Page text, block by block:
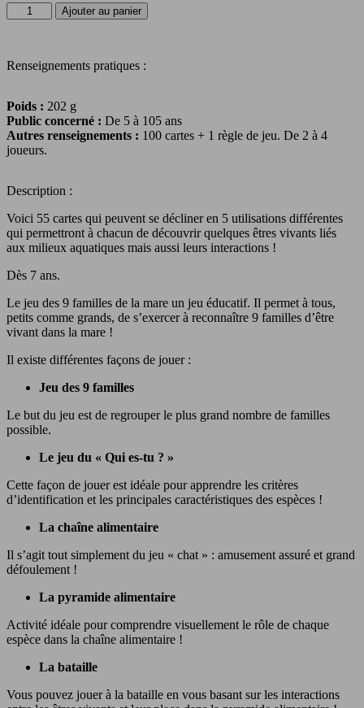
quantité
de
familles
mare
Ajouter au panier
Renseignements pratiques :
Poids : 202 g
Public concerné : De 5 à 105 ans
Autres renseignements : 100 cartes + 1 règle de jeu. De 2 à 4
joueurs.
Description :
Voici 55 cartes qui peuvent se décliner en 5 utilisations différentes
qui permettront à chacun de découvrir quelques êtres vivants liés
aux milieux aquatiques mais aussi leurs interactions !
Dès 7 ans.
Le jeu des 9 familles de la mare un jeu éducatif. Il permet à tous,
petits comme grands, de s’exercer à reconnaître 9 familles d’être
vivant dans la mare !
Il existe différentes façons de jouer :
Jeu des 9 familles
Le but du jeu est de regrouper le plus grand nombre de familles
possible.
Le jeu du « Qui es-tu ? »
Cette façon de jouer est idéale pour apprendre les critères
d’identification et les principales caractéristiques des espèces !
La chaîne alimentaire
Il s’agit tout simplement du jeu « chat » : amusement assuré et grand
défoulement !
La pyramide alimentaire
Activité idéale pour comprendre visuellement le rôle de chaque
espèce dans la chaîne alimentaire !
La bataille
Vous pouvez jouer à la bataille en vous basant sur les interactions